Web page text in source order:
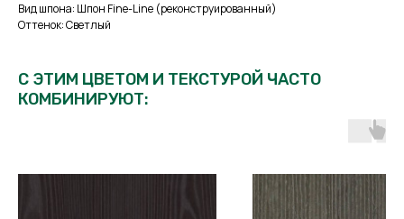
Вид шпона: Шпон Fine-Line (реконструированный)
Оттенок: Светлый
С ЭТИМ ЦВЕТОМ И ТЕКСТУРОЙ ЧАСТО
КОМБИНИРУЮТ: